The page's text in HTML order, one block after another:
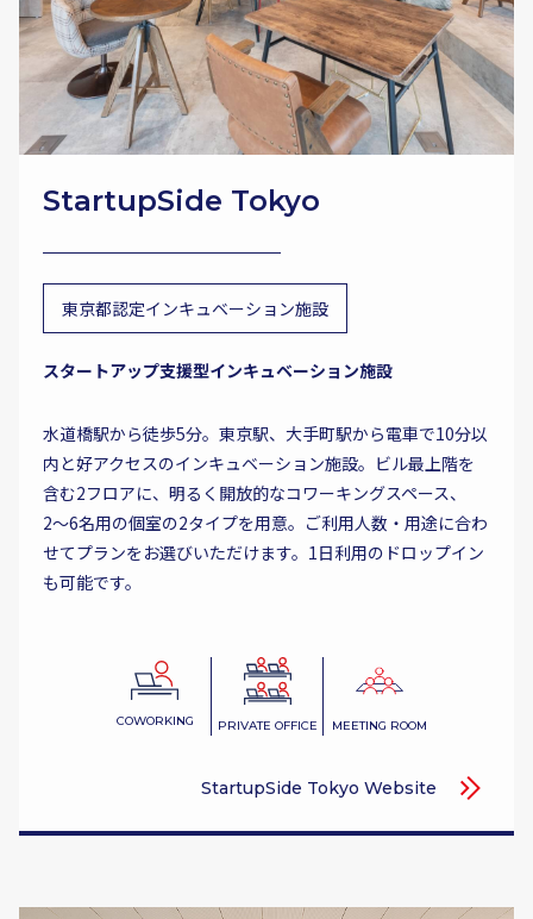
StartupSide Tokyo
東京都認定インキュベーション施設
スタートアップ支援型インキュベーション施設
水道橋駅から徒歩5分。東京駅、大手町駅から電車で10分以
内と好アクセスのインキュベーション施設。ビル最上階を
含む2フロアに、明るく開放的なコワーキングスペース、
2〜6名用の個室の2タイプを用意。ご利用人数・用途に合わ
せてプランをお選びいただけます。1日利用のドロップイン
も可能です。
COWORKING PRIVATE OFFICE MEETING ROOM
StartupSide Tokyo Website